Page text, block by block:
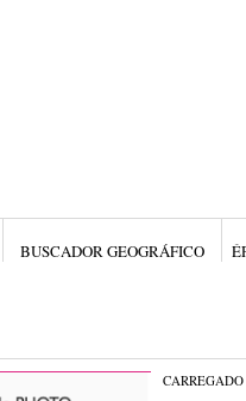
BUSCADOR GEOGRÁFICO
CARREGADO